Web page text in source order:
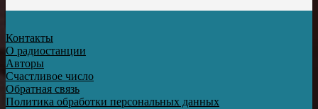
Контакты
О радиостанции
Авторы
Счастливое число
Обратная связь
Политика обработки персональных данных